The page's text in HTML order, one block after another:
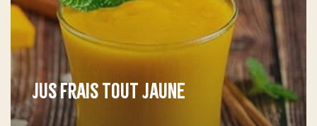
Jus frais tout jaune